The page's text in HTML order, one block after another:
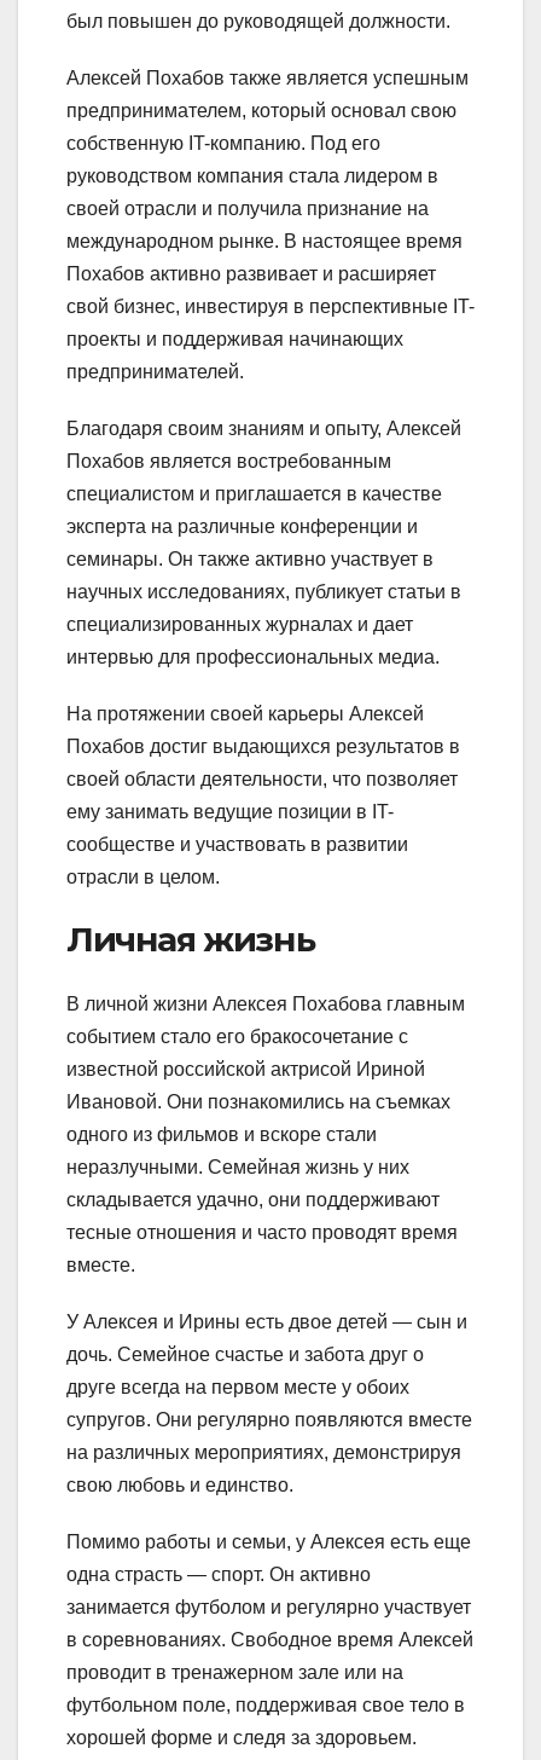
был повышен до руководящей должности.
Алексей Похабов также является успешным
предпринимателем, который основал свою
собственную IT-компанию. Под его
руководством компания стала лидером в
своей отрасли и получила признание на
международном рынке. В настоящее время
Похабов активно развивает и расширяет
свой бизнес, инвестируя в перспективные IT-
проекты и поддерживая начинающих
предпринимателей.
Благодаря своим знаниям и опыту, Алексей
Похабов является востребованным
специалистом и приглашается в качестве
эксперта на различные конференции и
семинары. Он также активно участвует в
научных исследованиях, публикует статьи в
специализированных журналах и дает
интервью для профессиональных медиа.
На протяжении своей карьеры Алексей
Похабов достиг выдающихся результатов в
своей области деятельности, что позволяет
ему занимать ведущие позиции в IT-
сообществе и участвовать в развитии
отрасли в целом.
Личная жизнь
В личной жизни Алексея Похабова главным
событием стало его бракосочетание с
известной российской актрисой Ириной
Ивановой. Они познакомились на съемках
одного из фильмов и вскоре стали
неразлучными. Семейная жизнь у них
складывается удачно, они поддерживают
тесные отношения и часто проводят время
вместе.
У Алексея и Ирины есть двое детей — сын и
дочь. Семейное счастье и забота друг о
друге всегда на первом месте у обоих
супругов. Они регулярно появляются вместе
на различных мероприятиях, демонстрируя
свою любовь и единство.
Помимо работы и семьи, у Алексея есть еще
одна страсть — спорт. Он активно
занимается футболом и регулярно участвует
в соревнованиях. Свободное время Алексей
проводит в тренажерном зале или на
футбольном поле, поддерживая свое тело в
хорошей форме и следя за здоровьем.